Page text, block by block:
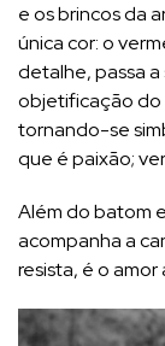
e os brincos da
única cor: o
detalhe, passa
objetificação do
tornando-se
que é paixão;
Além do batom
acompanha a
resista, é o amor